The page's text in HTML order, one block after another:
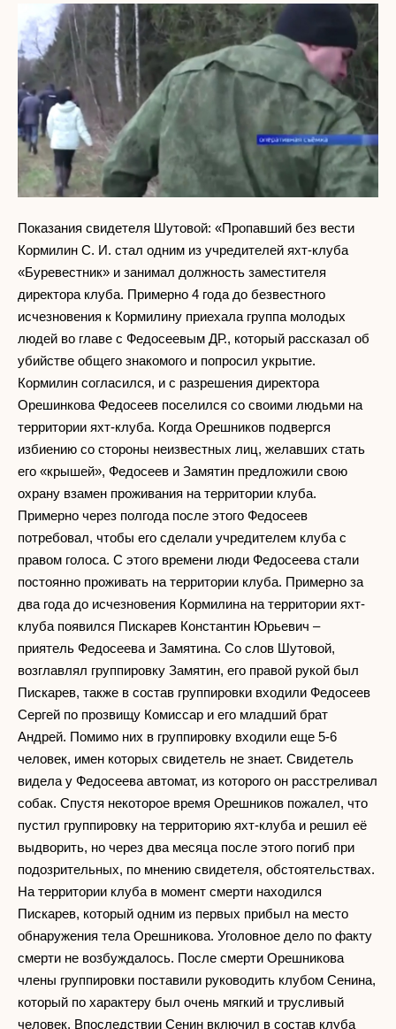
Показания свидетеля Шутовой: «Пропавший без вести
Кормилин С. И. стал одним из учредителей яхт-клуба
«Буревестник» и занимал должность заместителя
директора клуба. Примерно 4 года до безвестного
исчезновения к Кормилину приехала группа молодых
людей во главе с Федосеевым ДР., который рассказал об
убийстве общего знакомого и попросил укрытие.
Кормилин согласился, и с разрешения директора
Орешинкова Федосеев поселился со своими людьми на
территории яхт-клуба. Когда Орешников подвергся
избиению со стороны неизвестных лиц, желавших стать
его «крышей», Федосеев и Замятин предложили свою
охрану взамен проживания на территории клуба.
Примерно через полгода после этого Федосеев
потребовал, чтобы его сделали учредителем клуба с
правом голоса. С этого времени люди Федосеева стали
постоянно проживать на территории клуба. Примерно за
два года до исчезновения Кормилина на территории яхт-
клуба появился Пискарев Константин Юрьевич –
приятель Федосеева и Замятина. Со слов Шутовой,
возглавлял группировку Замятин, его правой рукой был
Пискарев, также в состав группировки входили Федосеев
Сергей по прозвищу Комиссар и его младший брат
Андрей. Помимо них в группировку входили еще 5-6
человек, имен которых свидетель не знает. Свидетель
видела у Федосеева автомат, из которого он расстреливал
собак. Спустя некоторое время Орешников пожалел, что
пустил группировку на территорию яхт-клуба и решил её
выдворить, но через два месяца после этого погиб при
подозрительных, по мнению свидетеля, обстоятельствах.
На территории клуба в момент смерти находился
Пискарев, который одним из первых прибыл на место
обнаружения тела Орешникова. Уголовное дело по факту
смерти не возбуждалось. После смерти Орешникова
члены группировки поставили руководить клубом Сенина,
который по характеру был очень мягкий и трусливый
человек. Впоследствии Сенин включил в состав клуба